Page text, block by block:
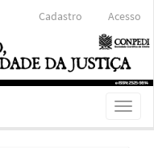
Cadastro Acesso
Toggle